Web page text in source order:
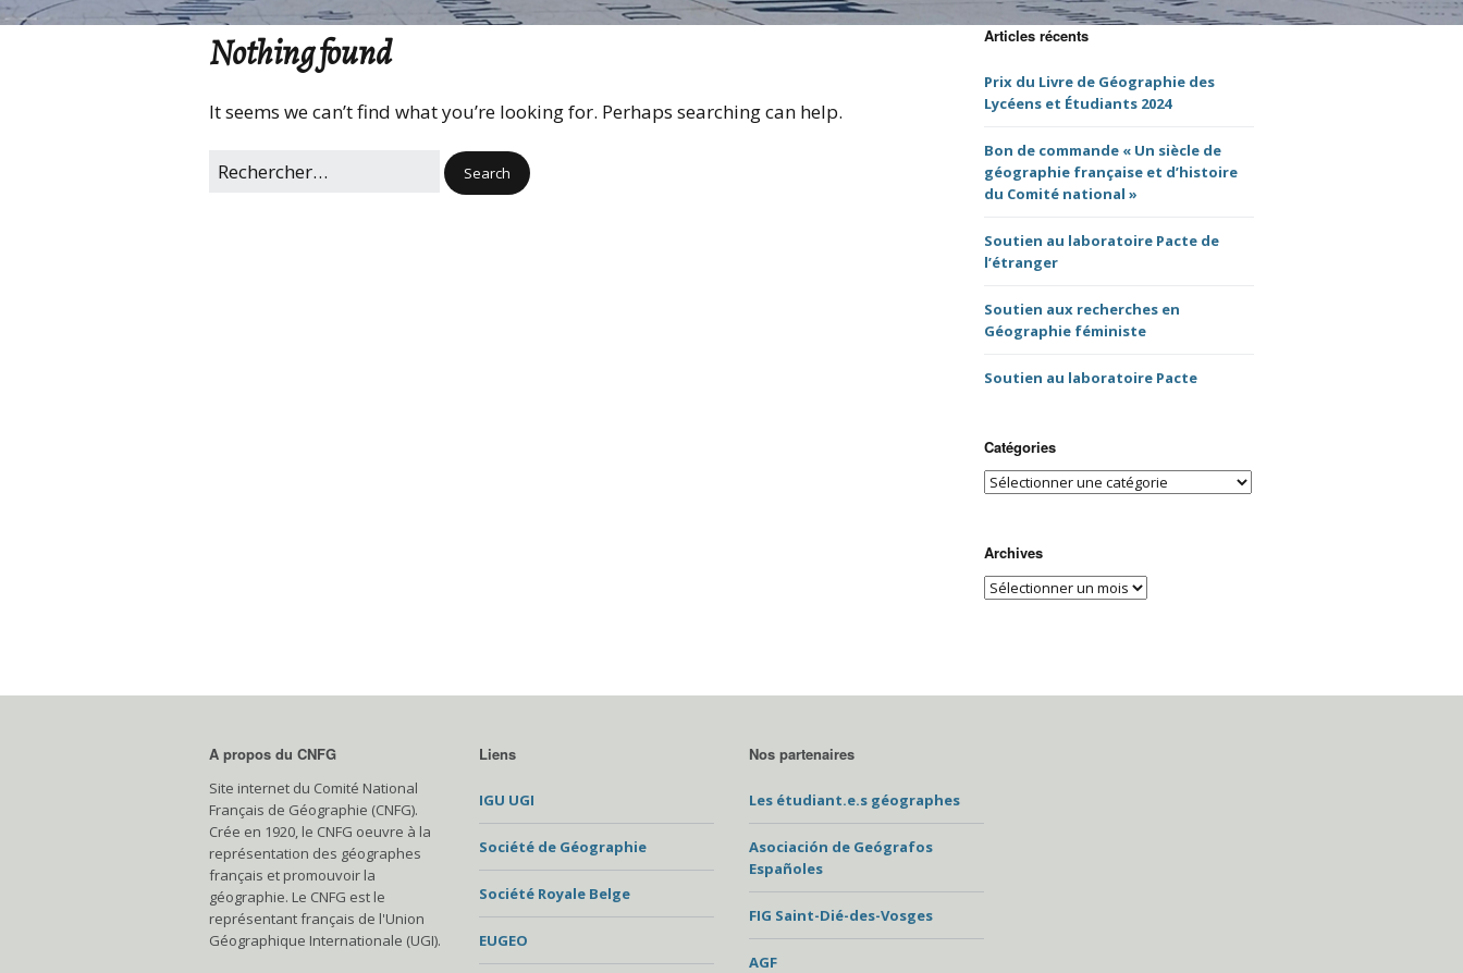
Comptes-rendus de
l’Assemblée Générale
Autres comptes-rendus
Prix de thèse du CNFG
Forums binationaux
Archives des lettres
UGI 100 Paris 2022
Nuits de la Géographie
2020
Prochains évènements
Tristes évènements
Mobilités internationales
Charte internationale de
Nothing found
It seems we can’t find what you’re looking for. Perhaps searching can help.
Articles récents
Prix du Livre de Géographie des
Lycéens et Étudiants 2024
Bon de commande « Un siècle de
géographie française et d’histoire
du Comité national »
Soutien au laboratoire Pacte de
l’étranger
Soutien aux recherches en
Géographie féministe
Soutien au laboratoire Pacte
Catégories
Archives
A propos du CNFG
Site internet du Comité National
Français de Géographie (CNFG).
Crée en 1920, le CNFG oeuvre à la
représentation des géographes
français et promouvoir la
géographie. Le CNFG est le
représentant français de l'Union
Géographique Internationale (UGI).
Liens
IGU UGI
Société de Géographie
Société Royale Belge
EUGEO
Nos partenaires
Les étudiant.e.s géographes
Asociación de Geógrafos
Españoles
FIG Saint-Dié-des-Vosges
AGF